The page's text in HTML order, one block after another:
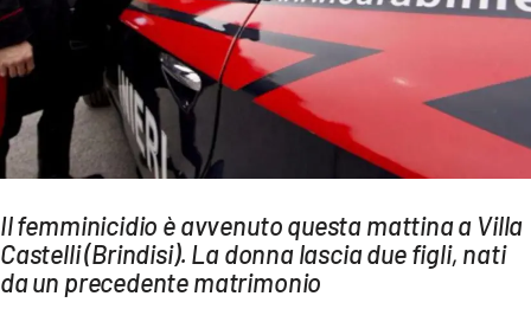
AMBIENTE
Streaming
LAC TV
LAC NETWORK
LAC ONAIR
LaC
Il femminicidio è avvenuto questa mattina a Villa
Castelli (Brindisi). La donna lascia due figli, nati
da un precedente matrimonio